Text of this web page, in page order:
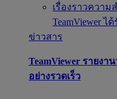
เรื่องราวความ
TeamViewer ได้
ข่าวสาร
TeamViewer รายง
อย่างรวดเร็ว